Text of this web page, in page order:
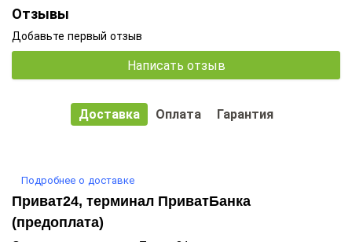
Отзывы
Добавьте первый отзыв
Написать отзыв
Доставка Оплата Гарантия
Подробнее о доставке
Приват24, терминал ПриватБанка
(предоплата)